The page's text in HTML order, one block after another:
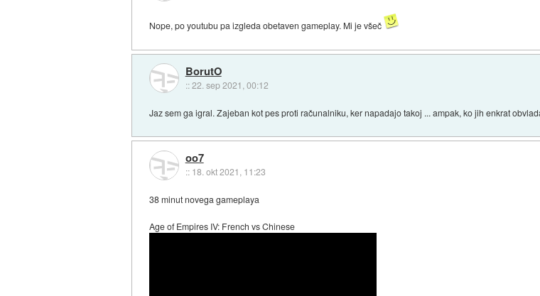
Nope, po youtubu pa izgleda obetaven gameplay. Mi je všeč
BorutO
::22. sep 2021, 00:12
Jaz sem ga igral. Zajeban kot pes proti računalniku, ker napadajo takoj ... ampak, ko jih enkrat
oo7
:: 18. okt 2021, 11:23
38 minut novega gameplaya
Age of Empires IV: French vs Chinese